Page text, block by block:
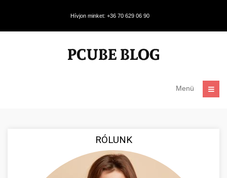
Hívjon minket: +36 70 629 06 90
Menü
RÓLUNK